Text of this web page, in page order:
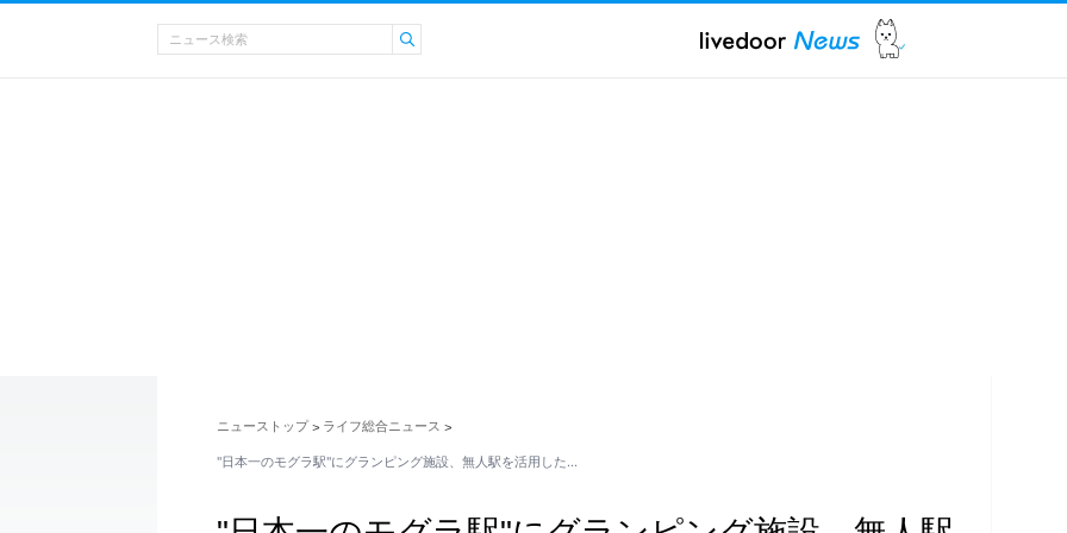
ニューストップ > ライフ総合ニュース >
"日本一のモグラ駅"にグランピング施設、無人駅を活用した…